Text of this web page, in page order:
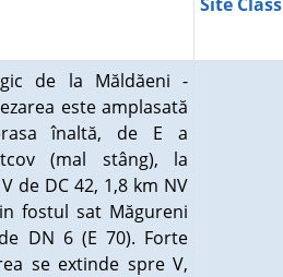
de la Măldăeni -
este amplasată
înaltă, de E a
(mal stâng), la
de DC 42, 1,8 km NV
fostul sat Măgureni
DN 6 (E 70). Forte
se extinde spre V,